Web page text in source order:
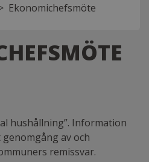
Ekonomichefsmöte
hushållning”. Information
genomgång av och
remissvar.